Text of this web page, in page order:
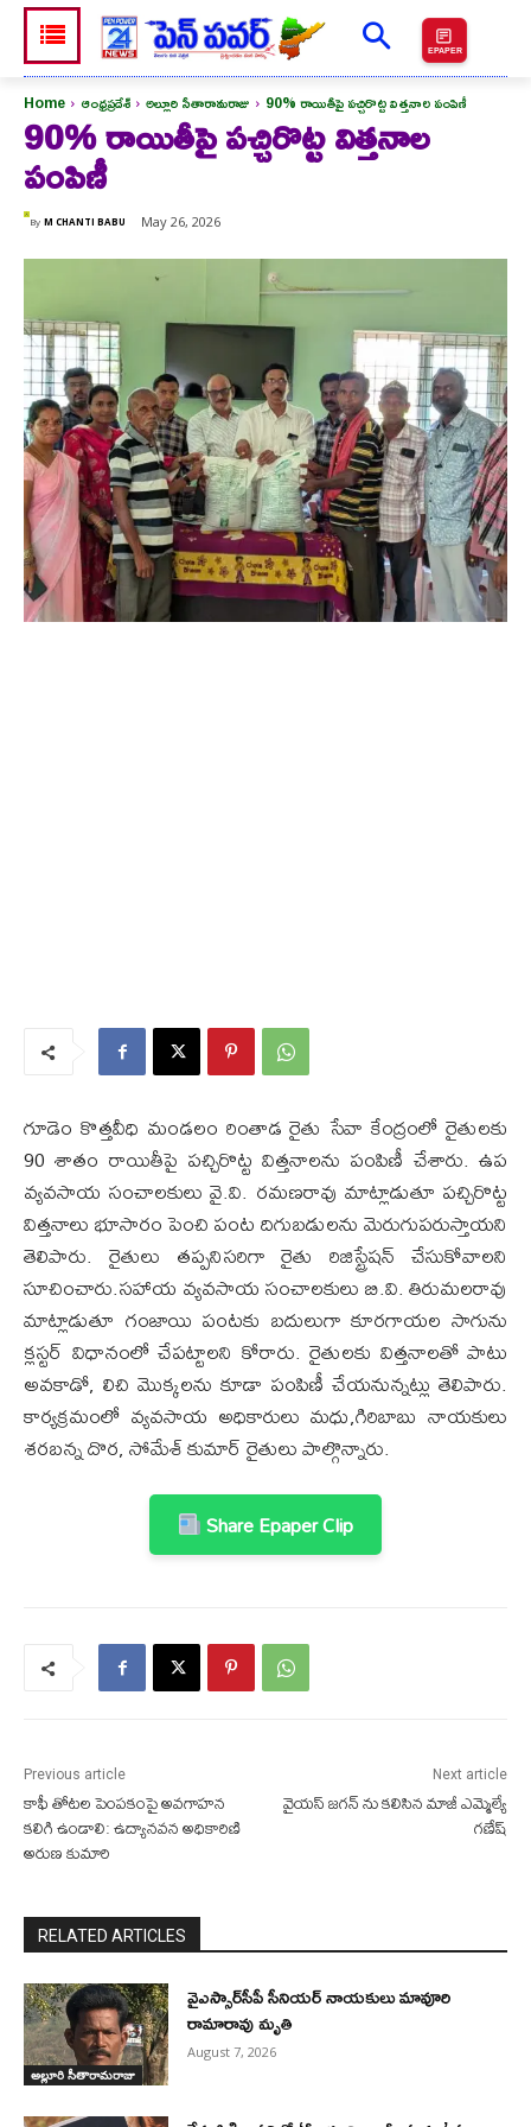
EPAPER
Home ఆంధ్రప్రదేశ్ అల్లూరి సీతారామరాజు 90% రాయితీపై పచ్చిరొట్ట విత్తనాల పంపిణీ
90% రాయితీపై పచ్చిరొట్ట విత్తనాల
పంపిణీ
By M CHANTI BABU May 26, 2026
గూడెం కొత్తవీధి మండలం రింతాడ రైతు సేవా కేంద్రంలో రైతులకు
90 శాతం రాయితీపై పచ్చిరొట్ట విత్తనాలను పంపిణీ చేశారు. ఉప
వ్యవసాయ సంచాలకులు వై.వి. రమణరావు మాట్లాడుతూ పచ్చిరొట్ట
విత్తనాలు భూసారం పెంచి పంట దిగుబడులను మెరుగుపరుస్తాయని
తెలిపారు. రైతులు తప్పనిసరిగా రైతు రిజిస్ట్రేషన్ చేసుకోవాలని
సూచించారు.సహాయ వ్యవసాయ సంచాలకులు బి.వి. తిరుమలరావు
మాట్లాడుతూ గంజాయి పంటకు బదులుగా కూరగాయల సాగును
క్లస్టర్ విధానంలో చేపట్టాలని కోరారు. రైతులకు విత్తనాలతో పాటు
అవకాడో, లిచి మొక్కలను కూడా పంపిణీ చేయనున్నట్లు తెలిపారు.
కార్యక్రమంలో వ్యవసాయ అధికారులు మధు,గిరిబాబు నాయకులు
శరబన్న దొర, సోమేశ్ కుమార్ రైతులు పాల్గొన్నారు.
Share Epaper Clip
Previous article
కాఫీ తోటల పెంపకంపై అవగాహన
కలిగి ఉండాలి: ఉద్యానవన అధికారిణి
అరుణ కుమారి
Next article
వైయస్ జగన్ ను కలిసిన మాజీ ఎమ్మెల్యే
గణేష్
RELATED ARTICLES
అల్లూరి సీతారామరాజు
వైఎస్సార్‌సీపీ సీనియర్ నాయకులు మావూరి
రామారావు మృతి
August 7, 2026